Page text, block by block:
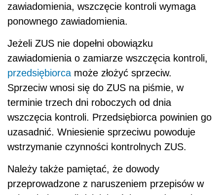
zawiadomienia, wszczęcie kontroli wymaga
ponownego zawiadomienia.
Jeżeli ZUS nie dopełni obowiązku
zawiadomienia o zamiarze wszczęcia kontroli,
przedsiębiorca może złożyć sprzeciw.
Sprzeciw wnosi się do ZUS na piśmie, w
terminie trzech dni roboczych od dnia
wszczęcia kontroli. Przedsiębiorca powinien go
uzasadnić. Wniesienie sprzeciwu powoduje
wstrzymanie czynności kontrolnych ZUS.
Należy także pamiętać, że dowody
przeprowadzone z naruszeniem przepisów w